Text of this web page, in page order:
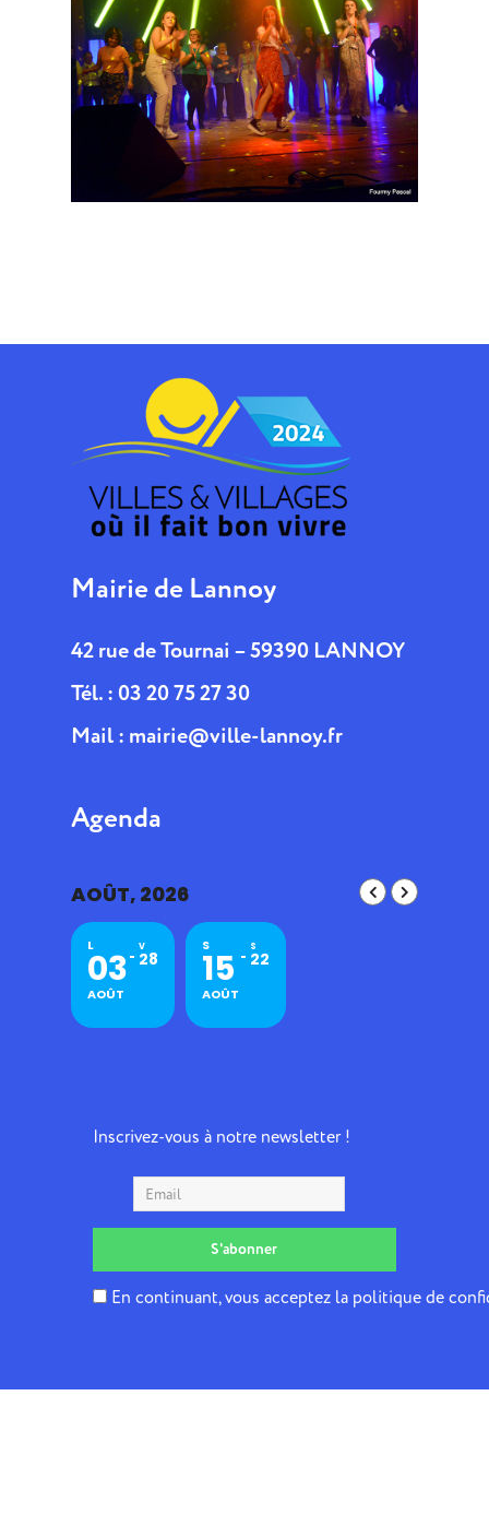
Mairie de Lannoy
42 rue de Tournai – 59390 LANNOY
Tél. : 03 20 75 27 30
Mail : mairie@ville-lannoy.fr
Agenda
AOÛT, 2026
L
03
AOÛT
V
28
S
15
AOÛT
S
22
Inscrivez-vous à notre newsletter !
En continuant, vous acceptez la politique de